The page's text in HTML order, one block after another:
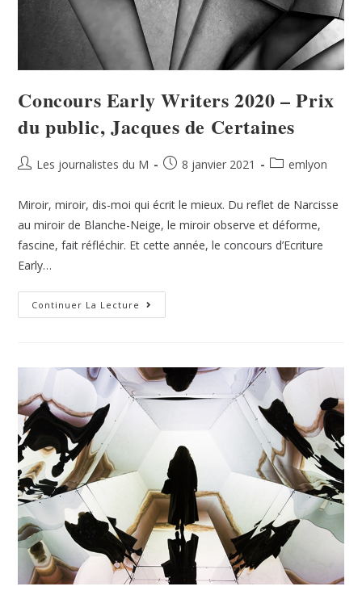
Concours Early Writers 2020 – Prix
du public, Jacques de Certaines
Les journalistes du M 8 janvier 2021 emlyon
Miroir, miroir, dis-moi qui écrit le mieux. Du reflet de Narcisse
au miroir de Blanche-Neige, le miroir observe et déforme,
fascine, fait réfléchir. Et cette année, le concours d’Ecriture
Early…
Continuer La Lecture